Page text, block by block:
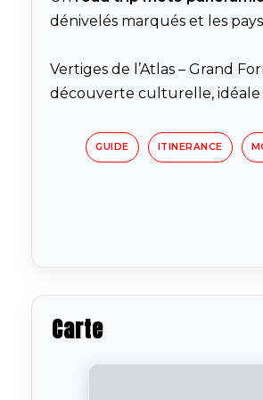
dénivelés marqués et les
Vertiges de l’Atlas – Grand
découverte culturelle, idéale
GUIDE ITINERANCE
Carte